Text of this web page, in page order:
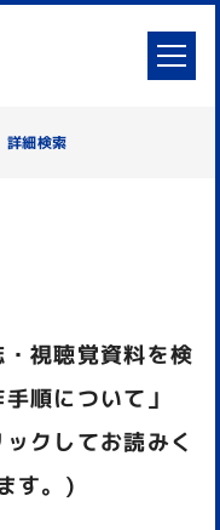
詳細検索
視聴覚資料を検
順について」
クしてお読みく
す。)